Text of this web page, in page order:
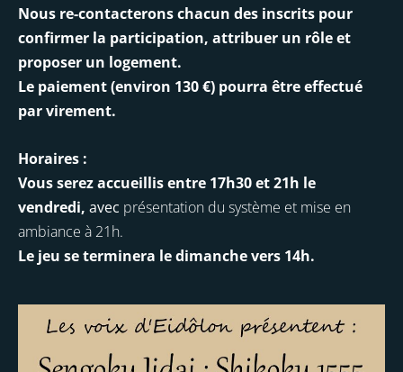
Nous re-contacterons chacun des inscrits pour
confirmer la participation, attribuer un rôle et
proposer un logement.
Le paiement (environ 130 €) pourra être effectué
par virement.
Horaires :
Vous serez accueillis entre 17h30 et 21h le
vendredi, avec présentation du système et mise en
ambiance à 21h.
Le jeu se terminera le dimanche vers 14h.